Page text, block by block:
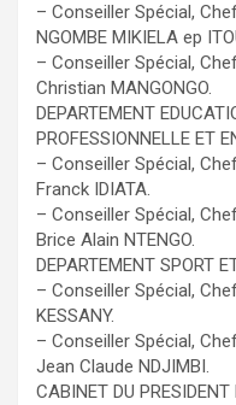
– Conseiller Spécial,
NGOMBE MIKIELA ep
– Conseiller Spécial,
Christian MANGONGO.
DEPARTEMENT
PROFESSIONNELLE ET
– Conseiller Spécial,
Franck IDIATA.
– Conseiller Spécial,
Brice Alain NTENGO.
DEPARTEMENT SPORT
– Conseiller Spécial,
KESSANY.
– Conseiller Spécial,
Jean Claude NDJIMBI.
CABINET DU PRESIDENT